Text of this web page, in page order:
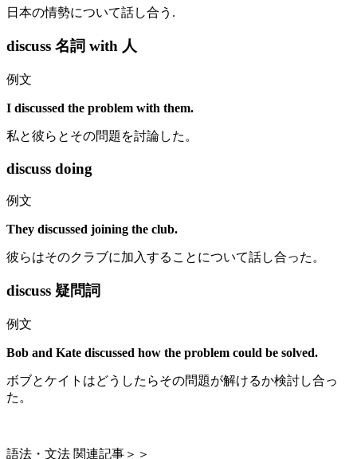
日本の情勢について話し合う.
discuss 名詞 with 人
例文
I discussed the problem with them.
私と彼らとその問題を討論した。
discuss doing
例文
They discussed joining the club.
彼らはそのクラブに加入することについて話し合った。
discuss 疑問詞
例文
Bob and Kate discussed how the problem could be solved.
ボブとケイトはどうしたらその問題が解けるか検討し合っ
た。
語法・文法 関連記事＞＞